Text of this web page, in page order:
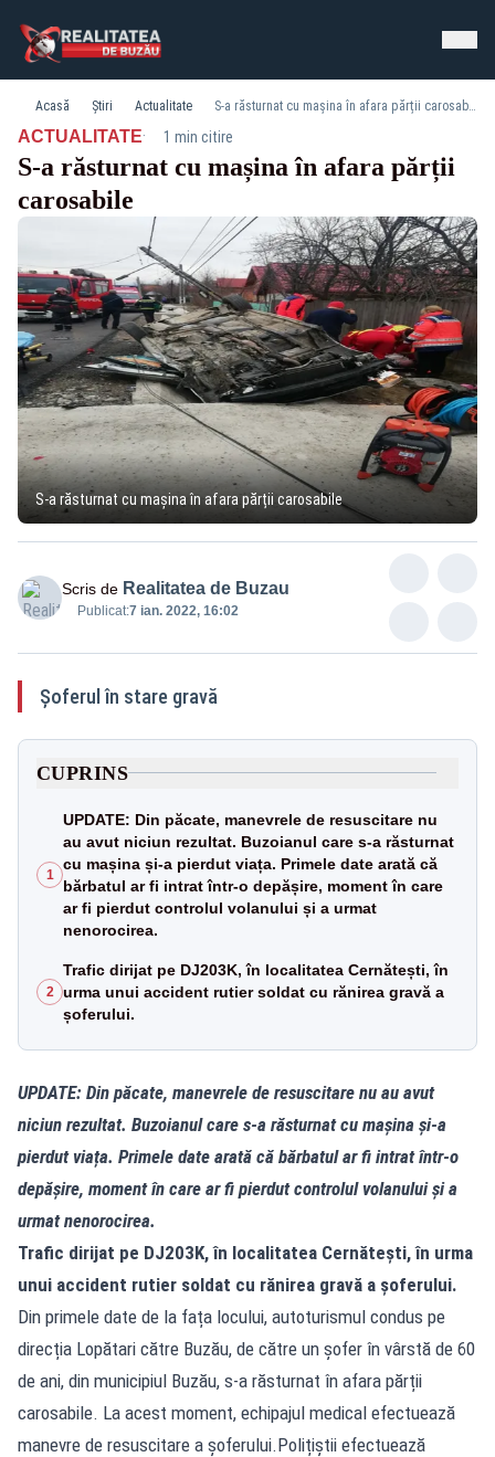
Acasă Știri Actualitate S-a răsturnat cu mașina în afara părții carosabile
ACTUALITATE· 1 min citire
S-a răsturnat cu mașina în afara părții
carosabile
S-a răsturnat cu mașina în afara părții carosabile
Scris de Realitatea de Buzau
Publicat:7 ian. 2022, 16:02
Șoferul în stare gravă
CUPRINS
1
UPDATE: Din păcate, manevrele de resuscitare nu
au avut niciun rezultat. Buzoianul care s-a răsturnat
cu mașina și-a pierdut viața. Primele date arată că
bărbatul ar fi intrat într-o depășire, moment în care
ar fi pierdut controlul volanului și a urmat
nenorocirea.
2
Trafic dirijat pe DJ203K, în localitatea Cernătești, în
urma unui accident rutier soldat cu rănirea gravă a
șoferului.
UPDATE: Din păcate, manevrele de resuscitare nu au avut
niciun rezultat. Buzoianul care s-a răsturnat cu mașina și-a
pierdut viața. Primele date arată că bărbatul ar fi intrat într-o
depășire, moment în care ar fi pierdut controlul volanului și a
urmat nenorocirea.
Trafic dirijat pe DJ203K, în localitatea Cernătești, în urma
unui accident rutier soldat cu rănirea gravă a șoferului.
Din primele date de la fața locului, autoturismul condus pe
direcția Lopătari către Buzău, de către un șofer în vârstă de 60
de ani, din municipiul Buzău, s-a răsturnat în afara părții
carosabile. La acest moment, echipajul medical efectuează
manevre de resuscitare a șoferului.Polițiștii efectuează